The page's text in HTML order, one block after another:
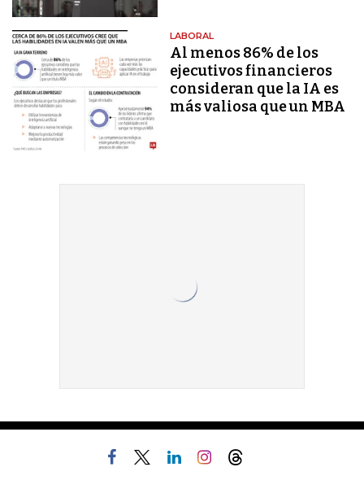
LABORAL
Al menos 86% de los
ejecutivos financieros
consideran que la IA es
más valiosa que un MBA